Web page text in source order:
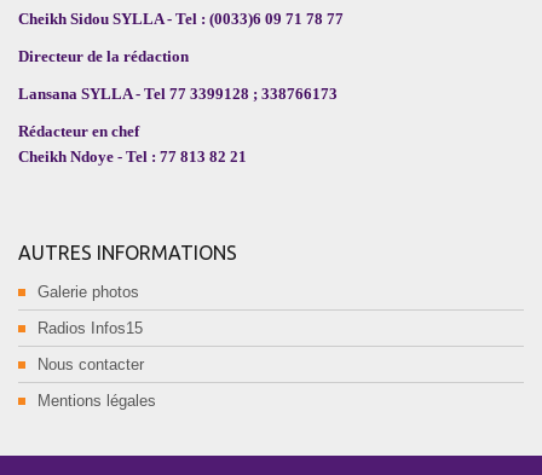
Cheikh Sidou SYLLA - Tel : (0033)6 09 71 78 77
Directeur de la rédaction
Lansana SYLLA - Tel 77 3399128 ; 338766173
Rédacteur en chef
Cheikh Ndoye - Tel : 77 813 82 21
AUTRES INFORMATIONS
Galerie photos
Radios Infos15
Nous contacter
Mentions légales